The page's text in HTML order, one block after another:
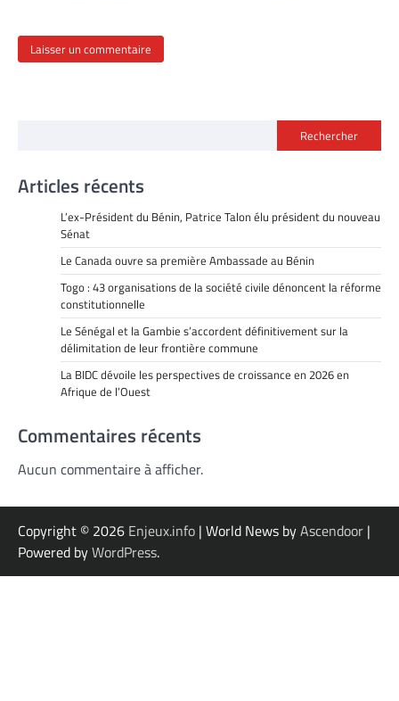
Rechercher
Articles récents
L’ex-Président du Bénin, Patrice Talon élu président du nouveau
Sénat
Le Canada ouvre sa première Ambassade au Bénin
Togo : 43 organisations de la société civile dénoncent la réforme
constitutionnelle
Le Sénégal et la Gambie s’accordent définitivement sur la
délimitation de leur frontière commune
La BIDC dévoile les perspectives de croissance en 2026 en
Afrique de l’Ouest
Commentaires récents
Aucun commentaire à afficher.
Copyright © 2026 Enjeux.info | World News byAscendoor |
Powered byWordPress.